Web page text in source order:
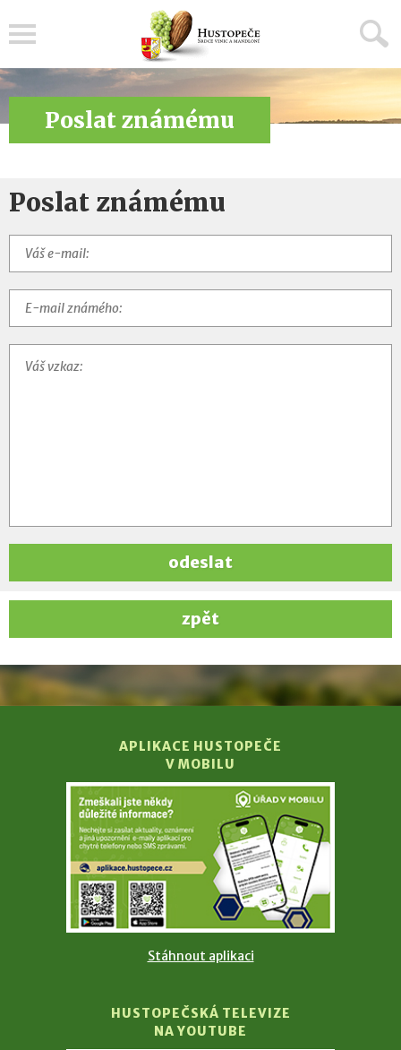
Poslat známému
Poslat známému
odeslat
zpět
APLIKACE HUSTOPEČE
V MOBILU
Stáhnout aplikaci
HUSTOPEČSKÁ TELEVIZE
NA YOUTUBE